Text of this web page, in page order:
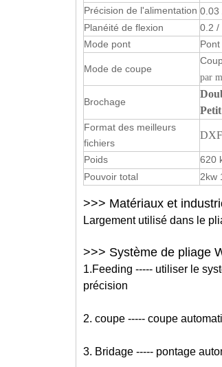
Précision de l'alimentation 0.03
Planéité de flexion
0.2 /
Mode pont
Mode de coupe
par
Brochage
Format des meilleurs
fichiers
DXF
Poids 620
Pouvoir total
2kw
>>> Matériaux et
Largement utilisé dans le
>>> Système de pliage
1.Feeding ----- utiliser le
précision
2. coupe ----- coupe
3. Bridage ----- pontage